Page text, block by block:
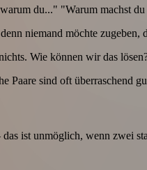
du..." "Warum machst
niemand möchte zugeben,
Wie können wir das
Paare sind oft überraschend
ist unmöglich, wenn zwei